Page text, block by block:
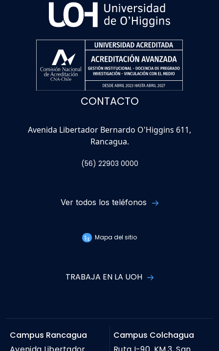
CONTACTO
Avenida Libertador Bernardo O'Higgins 611,
Rancagua.
(56) 22903 0000
Ver todos los teléfonos
Mapa del sitio
TRABAJA EN LA UOH
Campus Rancagua
Campus Colchagua